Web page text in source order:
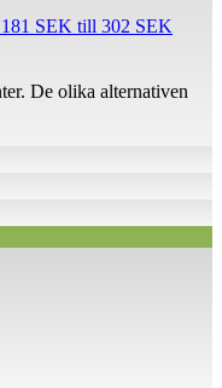
SEK till 302 SEK
De olika alternativen